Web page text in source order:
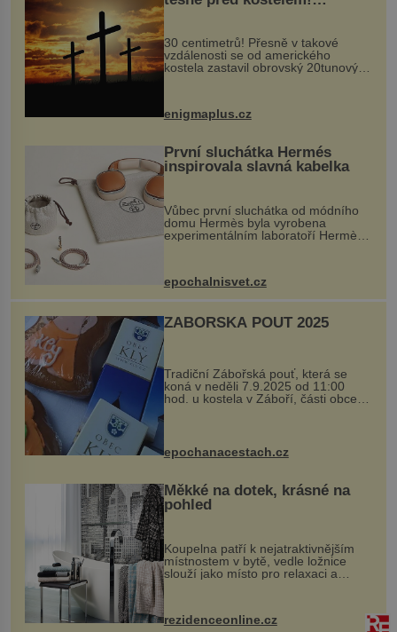
Ochránila ho boží síla?
30 centimetrů! Přesně v takové
vzdálenosti se od amerického
kostela zastavil obrovský 20tunový
...
enigmaplus.cz
První sluchátka Hermés
inspirovala slavná kabelka
Vůbec první sluchátka od módního
domu Hermès byla vyrobena
experimentálním laboratoří Hermès
kovový...
epochalnisvet.cz
ZÁBOŘSKÁ POUŤ 2025
Tradiční Zábořská pouť, která se
koná v neděli 7.9.2025 od 11:00
hod. u kostela v Záboří, části obce
Kly u Mělníka. V programu naleznete
komentovanou prohlídku kostela,
epochanacestach.cz
Měkké na dotek, krásné na
pohled
Koupelna patří k nejatraktivnějším
místnostem v bytě, vedle ložnice
slouží jako místo pro relaxaci a
odpočinek. Koupelnový textil –
ručníky, osušky a koberečky –
mohou jako mávnutím kouzelného
proutku...
rezidenceonline.cz